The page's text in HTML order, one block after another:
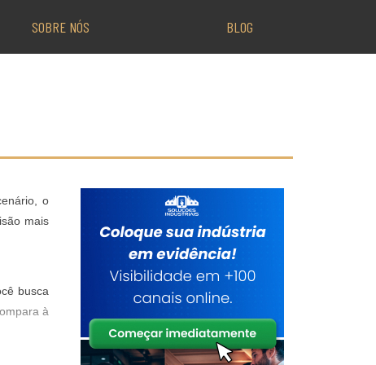
SOBRE NÓS BLOG
o
mais
busca
à